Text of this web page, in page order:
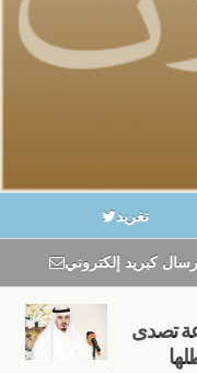
تغريد
إرسال كبريد إلكتروني
تصدى